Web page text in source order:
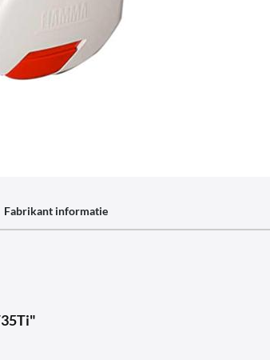
Fabrikant informatie